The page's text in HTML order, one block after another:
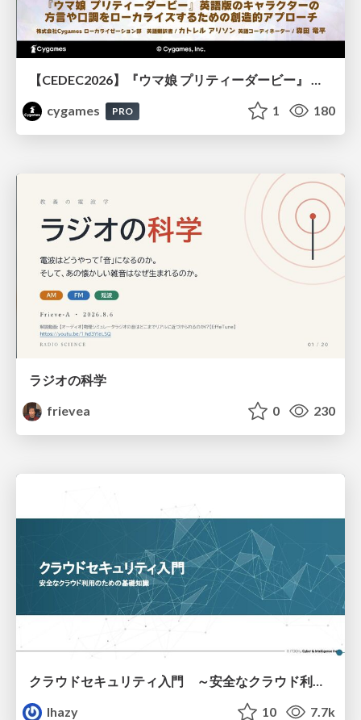
【CEDEC2026】『ウマ娘 プリティーダービー』 英語版のキャラクターの方言や口調をローカライズするための創造的アプローチ
cygames
PRO 1 180
ラジオの科学
frievea
0 230
lhazy
10 7.7k